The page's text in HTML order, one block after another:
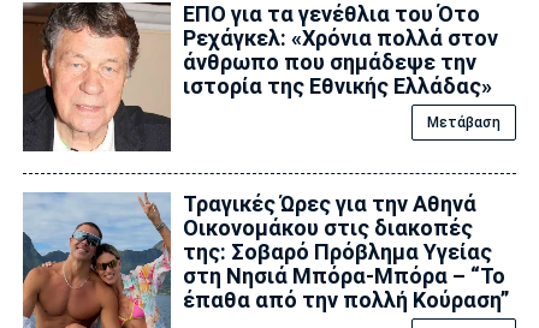
ΕΠΟ για τα γενέθλια του Ότο
Ρεχάγκελ: «Χρόνια πολλά στον
άνθρωπο που σημάδεψε την
ιστορία της Εθνικής Ελλάδας»
Μετάβαση
Τραγικές Ώρες για την Αθηνά
Οικονομάκου στις διακοπές
της: Σοβαρό Πρόβλημα Υγείας
στη Νησιά Μπόρα-Μπόρα – “Το
έπαθα από την πολλή Κούραση”